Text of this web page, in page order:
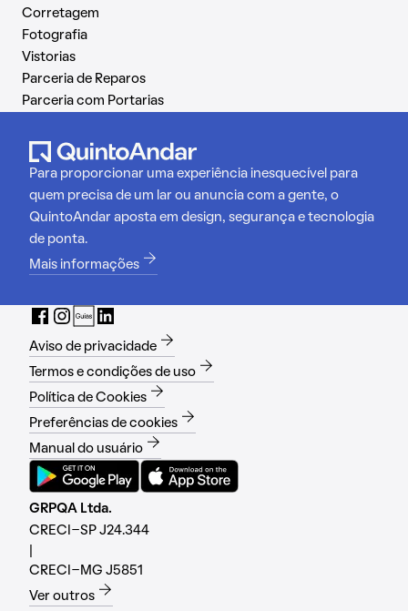
Corretagem
Fotografia
Vistorias
Parceria de Reparos
Parceria com Portarias
Para proporcionar uma experiência inesquecível para
quem precisa de um lar ou anuncia com a gente, o
QuintoAndar aposta em design, segurança e tecnologia
de ponta.
Mais informações
Aviso de privacidade
Termos e condições de uso
Política de Cookies
Preferências de cookies
Manual do usuário
GRPQA Ltda.
CRECI-SP J24.344
CRECI-MG J5851
Ver outros